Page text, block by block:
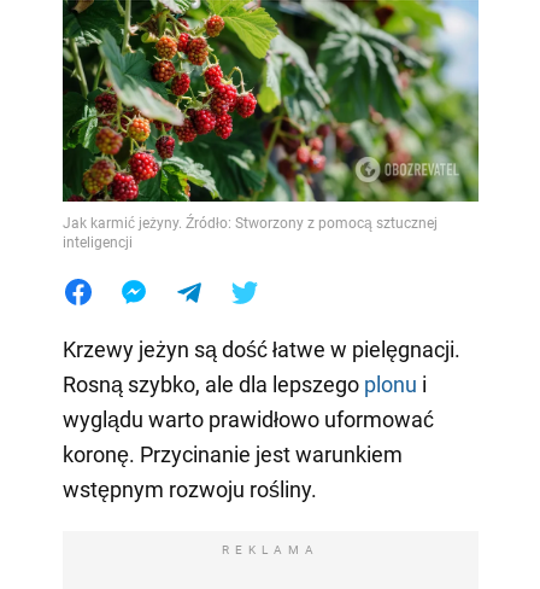
Jak karmić jeżyny. Źródło: Stworzony z pomocą sztucznej
inteligencji
Krzewy jeżyn są dość łatwe w pielęgnacji.
Rosną szybko, ale dla lepszego plonu i
wyglądu warto prawidłowo uformować
koronę. Przycinanie jest warunkiem
wstępnym rozwoju rośliny.
REKLAMA